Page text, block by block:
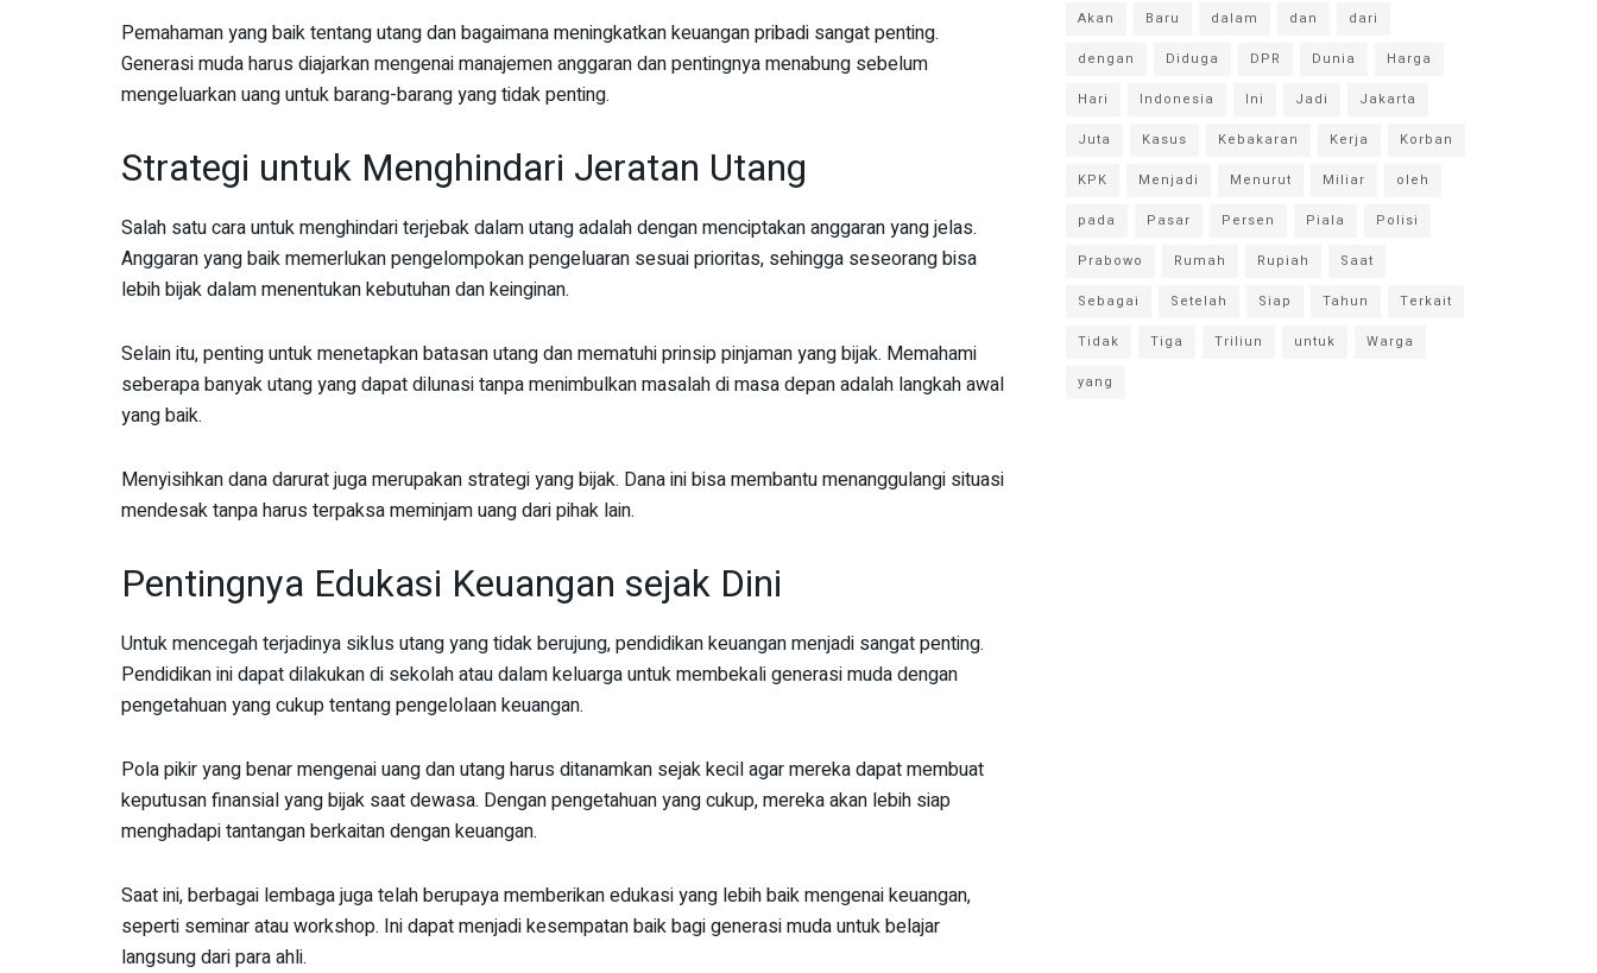
Pemahaman yang baik tentang utang dan bagaimana meningkatkan keuangan pribadi sangat penting.
Generasi muda harus diajarkan mengenai manajemen anggaran dan pentingnya menabung sebelum
mengeluarkan uang untuk barang-barang yang tidak penting.
Strategi untuk Menghindari Jeratan Utang
Salah satu cara untuk menghindari terjebak dalam utang adalah dengan menciptakan anggaran yang jelas.
Anggaran yang baik memerlukan pengelompokan pengeluaran sesuai prioritas, sehingga seseorang bisa
lebih bijak dalam menentukan kebutuhan dan keinginan.
Selain itu, penting untuk menetapkan batasan utang dan mematuhi prinsip pinjaman yang bijak. Memahami
seberapa banyak utang yang dapat dilunasi tanpa menimbulkan masalah di masa depan adalah langkah awal
yang baik.
Menyisihkan dana darurat juga merupakan strategi yang bijak. Dana ini bisa membantu menanggulangi situasi
mendesak tanpa harus terpaksa meminjam uang dari pihak lain.
Pentingnya Edukasi Keuangan sejak Dini
Untuk mencegah terjadinya siklus utang yang tidak berujung, pendidikan keuangan menjadi sangat penting.
Pendidikan ini dapat dilakukan di sekolah atau dalam keluarga untuk membekali generasi muda dengan
pengetahuan yang cukup tentang pengelolaan keuangan.
Pola pikir yang benar mengenai uang dan utang harus ditanamkan sejak kecil agar mereka dapat membuat
keputusan finansial yang bijak saat dewasa. Dengan pengetahuan yang cukup, mereka akan lebih siap
menghadapi tantangan berkaitan dengan keuangan.
Saat ini, berbagai lembaga juga telah berupaya memberikan edukasi yang lebih baik mengenai keuangan,
seperti seminar atau workshop. Ini dapat menjadi kesempatan baik bagi generasi muda untuk belajar
langsung dari para ahli.
Akan Baru dalam dan
dari
dengan
Diduga DPR Dunia
Harga
Hari
Indonesia Ini Jadi
Jakarta
Juta
Kasus Kebakaran Kerja
Korban
KPK
Menjadi Menurut Miliar
oleh
pada
Pasar Persen Piala
Polisi
Prabowo
Rumah Rupiah
Saat
Sebagai
Setelah Siap Tahun
Terkait
Tidak
Tiga Triliun untuk
Warga
yang